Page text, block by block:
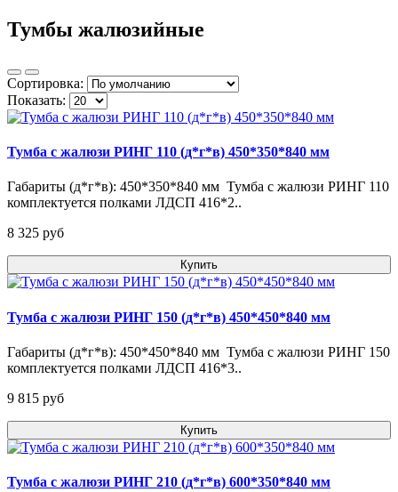
Тумбы жалюзийные
Сортировка:
Показать:
Тумба с жалюзи РИНГ 110 (д*г*в) 450*350*840 мм
Габариты (д*г*в): 450*350*840 мм Тумба с жалюзи РИНГ 110
комплектуется полками ЛДСП 416*2..
8 325 pуб
Купить
Тумба с жалюзи РИНГ 150 (д*г*в) 450*450*840 мм
Габариты (д*г*в): 450*450*840 мм Тумба с жалюзи РИНГ 150
комплектуется полками ЛДСП 416*3..
9 815 pуб
Купить
Тумба с жалюзи РИНГ 210 (д*г*в) 600*350*840 мм